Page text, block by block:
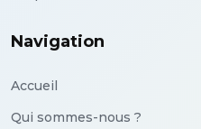
Navigation
Accueil
Qui sommes-nous ?